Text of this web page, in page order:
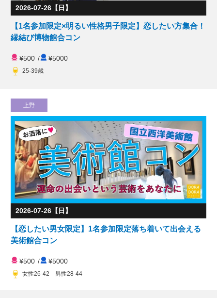
2026-07-26【日】
【1名参加限定×明るい性格男子限定】恋したい方集合！
縁結び博物館合コン
¥500 / ¥5000
25-39歳
上野
2026-07-26【日】
【恋したい男女限定】1名参加限定落ち着いて出会える
美術館合コン
¥500 / ¥5000
女性26-42 男性28-44